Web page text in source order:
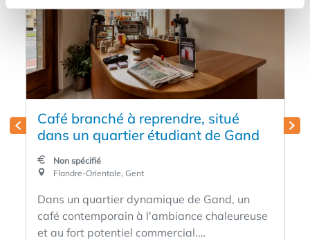
Café branché à reprendre, situé
dans un quartier étudiant de Gand
Non spécifié
Flandre-Orientale, Gent
Dans un quartier dynamique de Gand, un
café contemporain à l'ambiance chaleureuse
et au fort potentiel commercial.